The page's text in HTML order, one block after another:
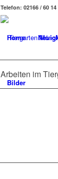
Telefon: 02166 / 60 14
Home
Bilder
Arbeiten im